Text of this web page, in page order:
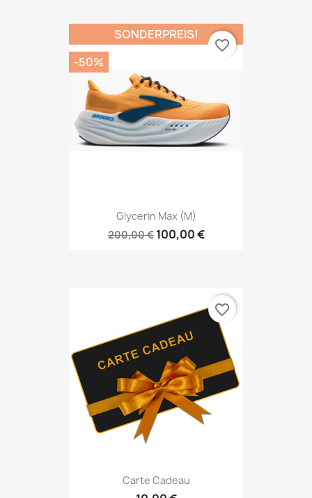
Glycerin Max (M)
200,00 € 100,00 €
SONDERPREIS!
-50%
favorite_border
Carte Cadeau
favorite_border